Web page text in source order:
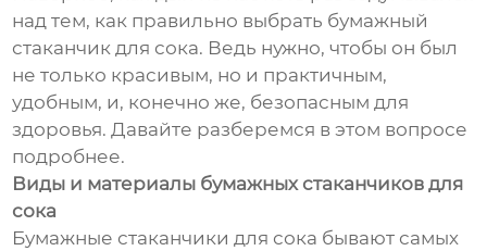
над тем, как правильно выбрать бумажный
стаканчик для сока. Ведь нужно, чтобы он был
не только красивым, но и практичным,
удобным, и, конечно же, безопасным для
здоровья. Давайте разберемся в этом вопросе
подробнее.
Виды и материалы бумажных стаканчиков для
сока
Бумажные стаканчики для сока бывают самых